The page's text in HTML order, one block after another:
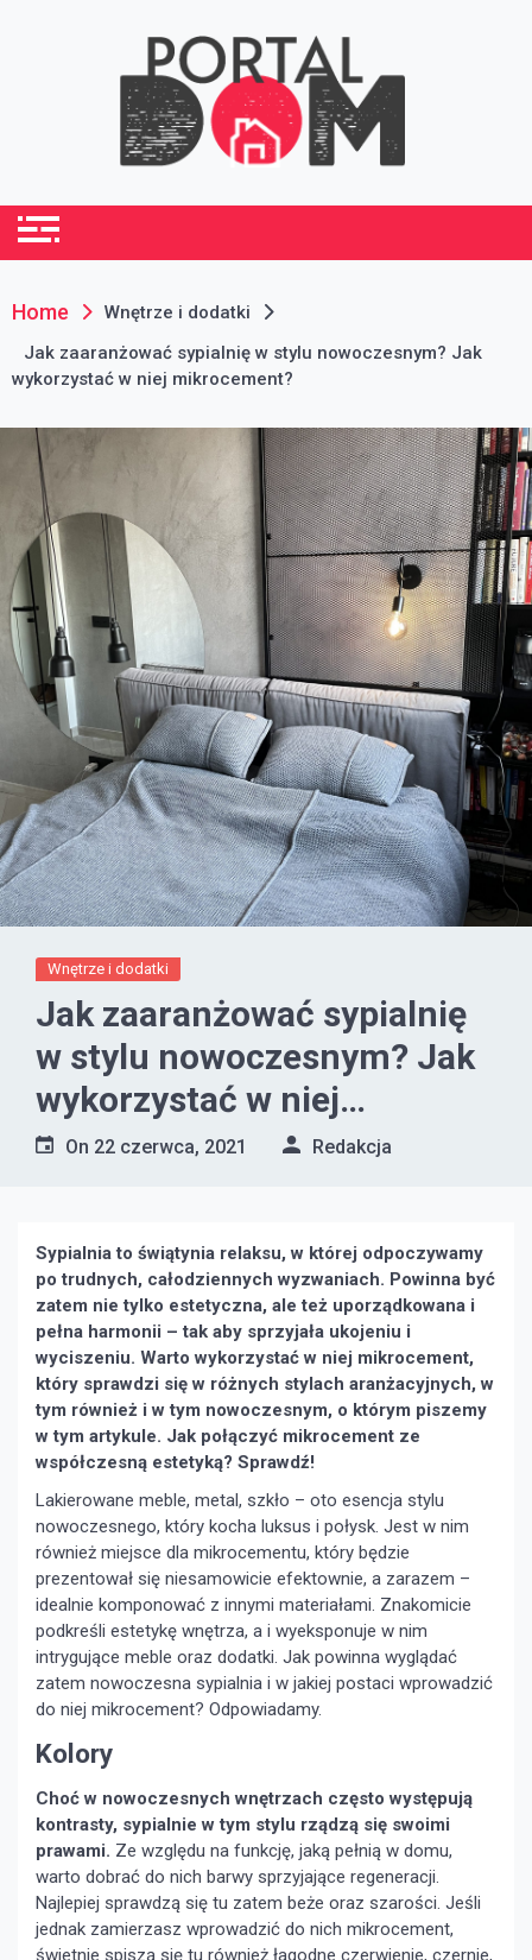
portaldom.com.pl
Home
Wnętrze i dodatki
Jak zaaranżować sypialnię w stylu nowoczesnym? Jak
wykorzystać w niej mikrocement?
Wnętrze i dodatki
Jak zaaranżować sypialnię
w stylu nowoczesnym? Jak
wykorzystać w niej
mikrocement?
On 22 czerwca, 2021 Redakcja
Sypialnia to świątynia relaksu, w której odpoczywamy
po trudnych, całodziennych wyzwaniach. Powinna być
zatem nie tylko estetyczna, ale też uporządkowana i
pełna harmonii – tak aby sprzyjała ukojeniu i
wyciszeniu. Warto wykorzystać w niej mikrocement,
który sprawdzi się w różnych stylach aranżacyjnych, w
tym również i w tym nowoczesnym, o którym piszemy
w tym artykule. Jak połączyć mikrocement ze
współczesną estetyką? Sprawdź!
Lakierowane meble, metal, szkło – oto esencja stylu
nowoczesnego, który kocha luksus i połysk. Jest w nim
również miejsce dla mikrocementu, który będzie
prezentował się niesamowicie efektownie, a zarazem –
idealnie komponować z innymi materiałami. Znakomicie
podkreśli estetykę wnętrza, a i wyeksponuje w nim
intrygujące meble oraz dodatki. Jak powinna wyglądać
zatem nowoczesna sypialnia i w jakiej postaci wprowadzić
do niej mikrocement? Odpowiadamy.
Kolory
Choć w nowoczesnych wnętrzach często występują
kontrasty, sypialnie w tym stylu rządzą się swoimi
prawami. Ze względu na funkcję, jaką pełnią w domu,
warto dobrać do nich barwy sprzyjające regeneracji.
Najlepiej sprawdzą się tu zatem beże oraz szarości. Jeśli
jednak zamierzasz wprowadzić do nich mikrocement,
świetnie spiszą się tu również łagodne czerwienie, czernie,